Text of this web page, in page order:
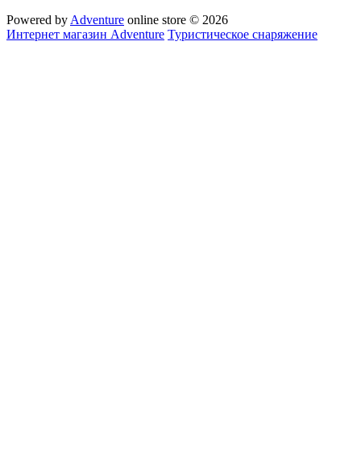
Powered by Adventure online store © 2026
Интернет магазин Adventure Туристическое снаряжение